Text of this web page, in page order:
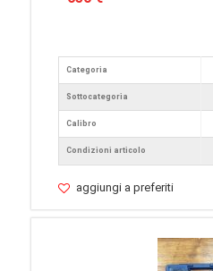
Categoria
Sottocategoria
Calibro
Condizioni articolo
aggiungi a preferiti